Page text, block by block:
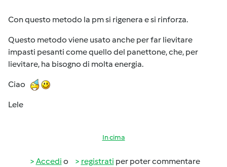
Con questo metodo la pm si rigenera e si rinforza.
Questo metodo viene usato anche per far lievitare
impasti pesanti come quello del panettone, che, per
lievitare, ha bisogno di molta energia.
Ciao
Lele
In cima
Accedi o registrati per poter commentare